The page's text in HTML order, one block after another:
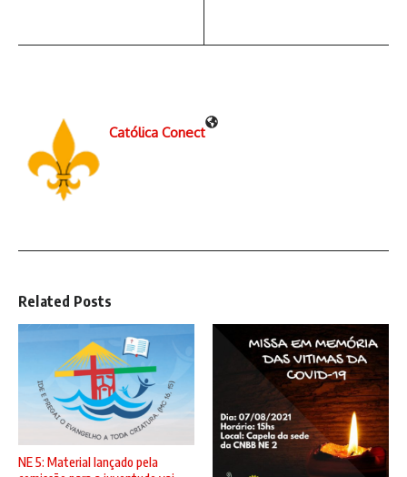
Católica Conect
Related Posts
NE 5: Material lançado pela